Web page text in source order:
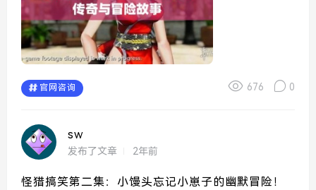
官网咨询 676 0
sw
发布了文章 2年前
怪猎搞笑第二集：小馒头忘记小崽子的幽默冒险！